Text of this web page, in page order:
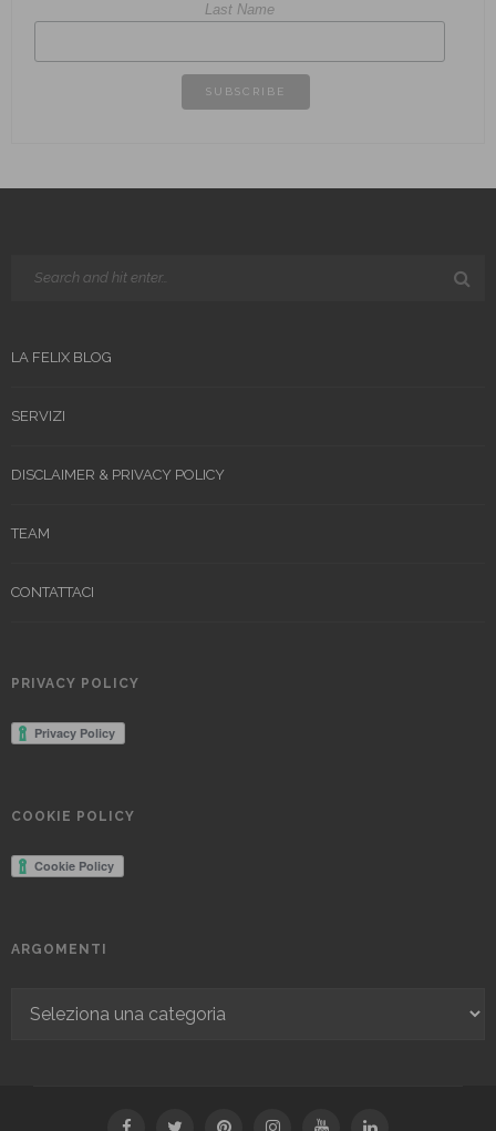
Last Name
LA FELIX BLOG
SERVIZI
DISCLAIMER & PRIVACY POLICY
TEAM
CONTATTACI
PRIVACY POLICY
COOKIE POLICY
ARGOMENTI